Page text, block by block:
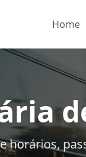
Home
horários,